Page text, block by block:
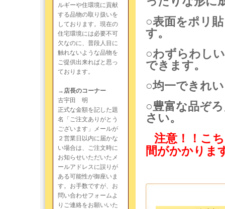
ルギーや住環境に貢献
する品物の取り扱いを
しております。現在の
住宅環境には必要不可
欠なのに、普段人目に
触れないような品物を
ご提供出来ればと思っ
ております。
→店長のコーナー
古宇田 明
正式な金額を記した題
名「ご注文ありがとう
ございます」メールが
２営業日以内に届かな
い場合は、ご注文時に
お知らせいただいたメ
ールアドレスに誤りが
ある可能性が御座いま
す。お手数ですが、お
問い合わせフォームよ
りご連絡をお願いいた
○表面をポリ
す。
○わずらわし
できます。
○均一できれ
○豊富な品ぞ
さい。
注意！！こ
間がかかりま